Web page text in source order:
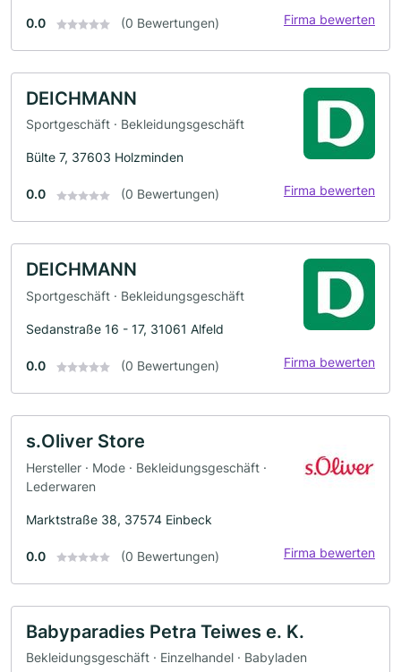
0.0 (0 Bewertungen) Firma bewerten
DEICHMANN
Sportgeschäft · Bekleidungsgeschäft
Bülte 7, 37603 Holzminden
0.0 (0 Bewertungen) Firma bewerten
DEICHMANN
Sportgeschäft · Bekleidungsgeschäft
Sedanstraße 16 - 17, 31061 Alfeld
0.0 (0 Bewertungen) Firma bewerten
s.Oliver Store
Hersteller · Mode · Bekleidungsgeschäft ·
Lederwaren
Marktstraße 38, 37574 Einbeck
0.0 (0 Bewertungen) Firma bewerten
Babyparadies Petra Teiwes e. K.
Bekleidungsgeschäft · Einzelhandel · Babyladen